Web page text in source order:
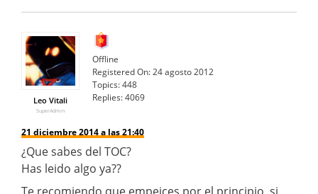
Leo Vitali
SuperAdmin
Offline
Registered On:24 agosto 2012
Topics:448
Replies:4069
21 diciembre 2014 a las 21:40
¿Que sabes del TOC?
Has leido algo ya??